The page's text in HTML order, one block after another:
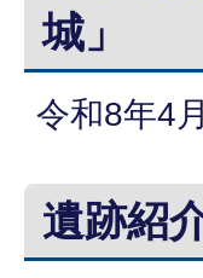
城」
令和8年4
遺跡紹